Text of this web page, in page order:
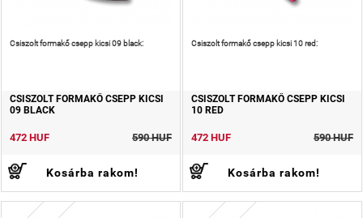
Csiszolt formakő csepp kicsi 09 black:
CSISZOLT FORMAKŐ CSEPP KICSI
09 BLACK
472 HUF 590 HUF
Kosárba rakom!
Csiszolt formakő csepp kicsi 10 red:
CSISZOLT FORMAKŐ CSEPP KICSI
10 RED
472 HUF 590 HUF
Kosárba rakom!